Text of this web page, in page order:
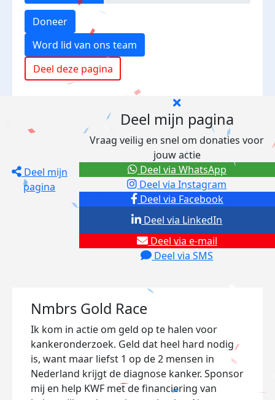
Doneer
Word lid van ons team
Deel deze pagina
Deel mijn
pagina
Deel mijn pagina
Vraag veilig en snel om donaties voor
jouw actie
Deel via Facebook
Deel via Instagram
Deel via e-mail
Deel via SMS
Deel via LinkedIn
Deel via WhatsApp
Nmbrs Gold Race
Ik kom in actie om geld op te halen voor
kankeronderzoek. Geld dat heel hard nodig
is, want maar liefst 1 op de 2 mensen in
Nederland krijgt de diagnose kanker. Sponsor
mij en help KWF met de financiering van